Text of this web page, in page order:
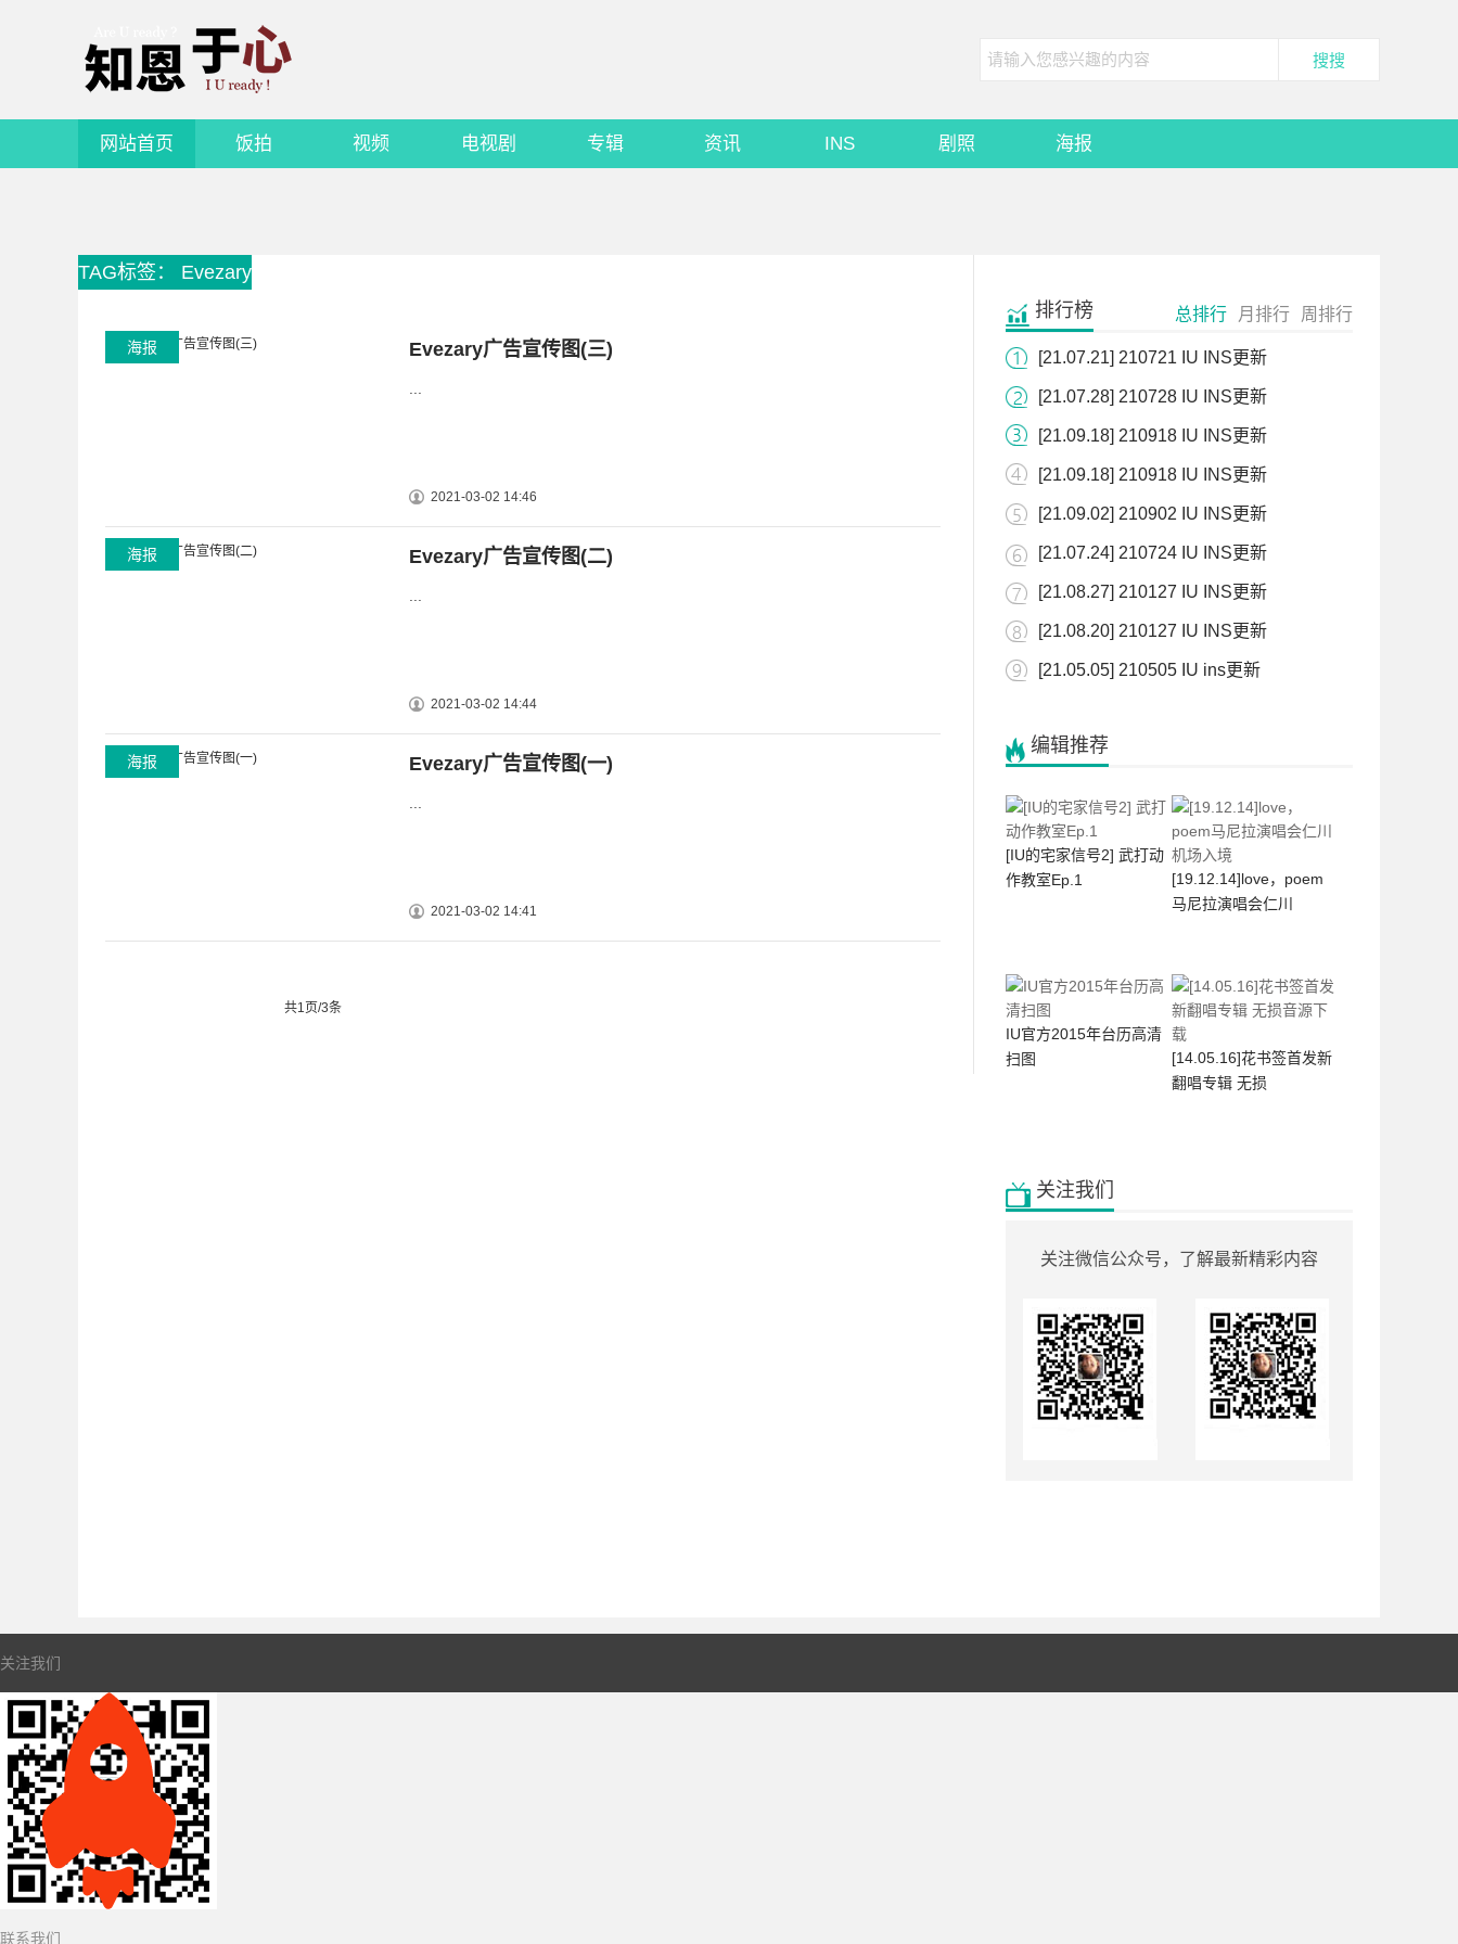
网站首页 饭拍 视频 电视剧 专辑 资讯 INS 剧照 海报
TAG标签： Evezary
海报 Evezary广告宣传图(三)
2021-03-02 14:46
海报 Evezary广告宣传图(二)
2021-03-02 14:44
海报 Evezary广告宣传图(一)
2021-03-02 14:41
共1页/3条
总排行 月排行 周排行
排行榜
[21.07.21] 210721 IU INS更新
[21.07.28] 210728 IU INS更新
[21.09.18] 210918 IU INS更新
[21.09.18] 210918 IU INS更新
[21.09.02] 210902 IU INS更新
[21.07.24] 210724 IU INS更新
[21.08.27] 210127 IU INS更新
[21.08.20] 210127 IU INS更新
[21.05.05] 210505 IU ins更新
编辑推荐
[IU的宅家信号2] 武打动
作教室Ep.1
[19.12.14]love，poem
马尼拉演唱会仁川
IU官方2015年台历高清
扫图
[14.05.16]花书签首发新
翻唱专辑 无损
关注我们
关注微信公众号，了解最新精彩内容
关注我们
联系我们